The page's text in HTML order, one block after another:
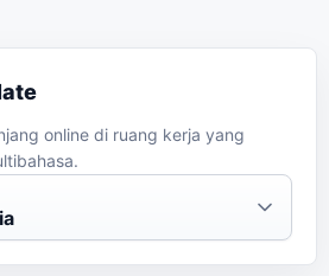
ke Bambara
ke Bashkir
ke Basque
online di ruang kerja yang